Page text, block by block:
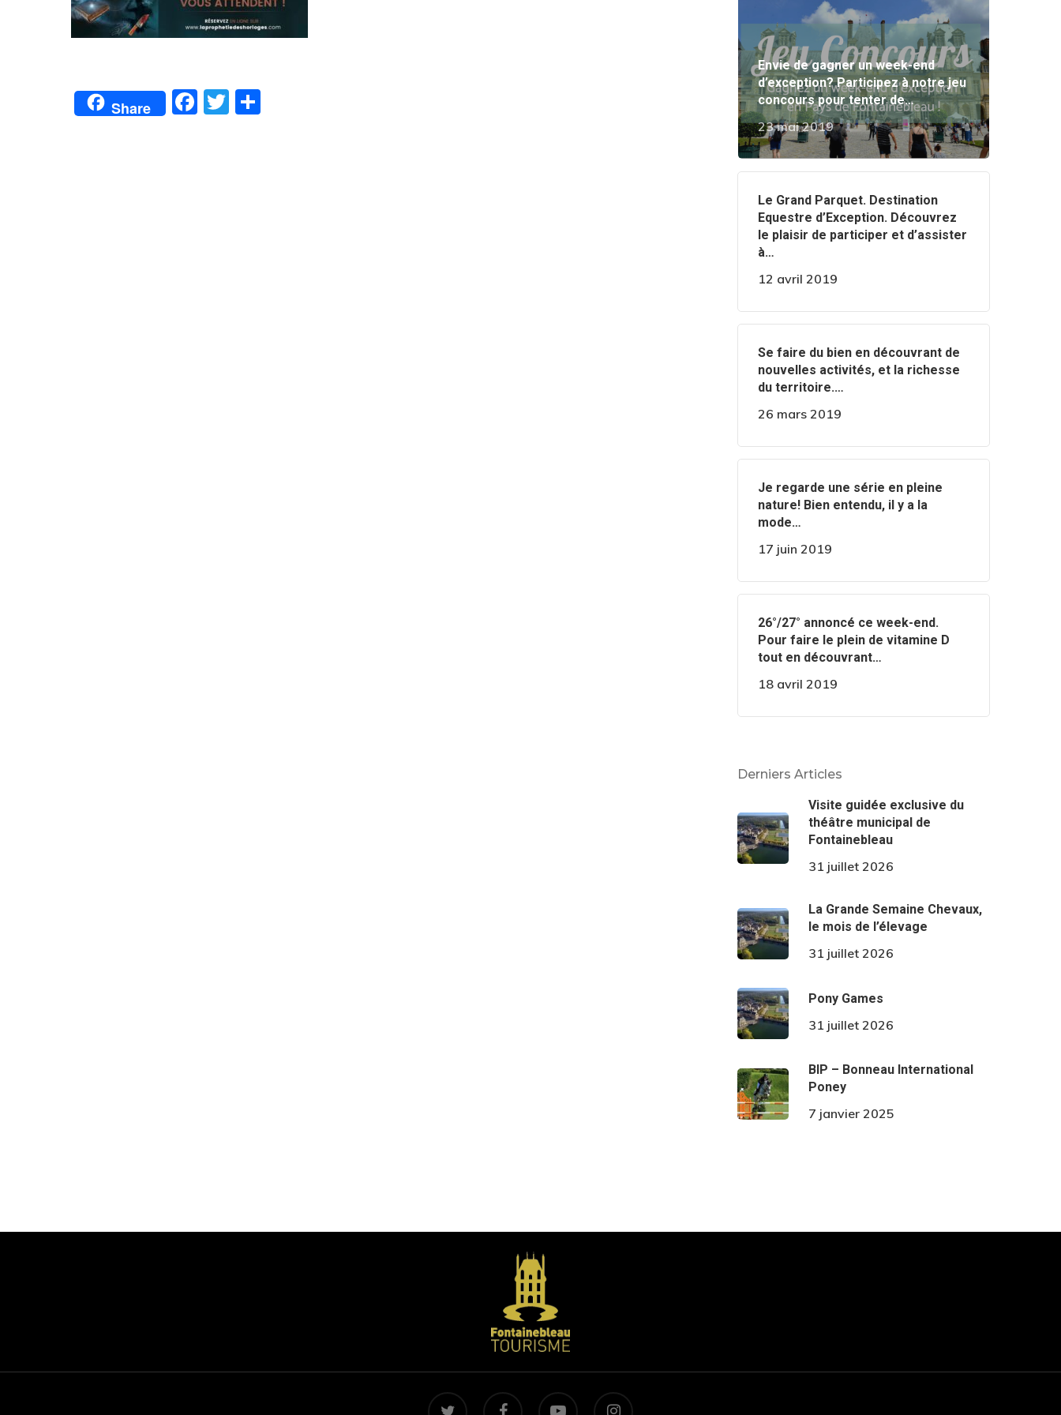
Share Facebook
Twitter
Envie de gagner un week-end
d’exception? Participez à notre jeu
concours pour tenter de…
23 mai 2019
‍️Le Grand Parquet. Destination
Equestre d’Exception. Découvrez
le plaisir de participer et d’assister
à…
12 avril 2019
‍️Se faire du bien en découvrant de
nouvelles activités, et la richesse
du territoire.…
26 mars 2019
‍️Je regarde une série en pleine
nature! Bien entendu, il y a la
mode…
17 juin 2019
️️26°/27° annoncé ce week-end.
Pour faire le plein de vitamine D
tout en découvrant…
18 avril 2019
Derniers Articles
Visite guidée exclusive du
théâtre municipal de
Fontainebleau
31 juillet 2026
La Grande Semaine Chevaux,
le mois de l’élevage
31 juillet 2026
Pony Games
31 juillet 2026
BIP – Bonneau International
Poney
7 janvier 2025
twitter facebook youtube instagram